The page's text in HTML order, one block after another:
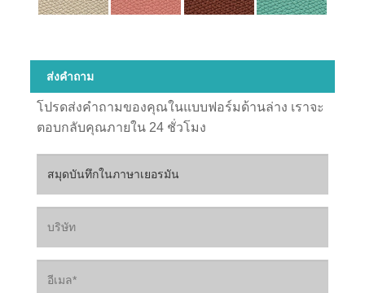
ส่งคำถาม
โปรดส่งคำถามของคุณในแบบฟอร์มด้านล่าง เราจะ
ตอบกลับคุณภายใน 24 ชั่วโมง